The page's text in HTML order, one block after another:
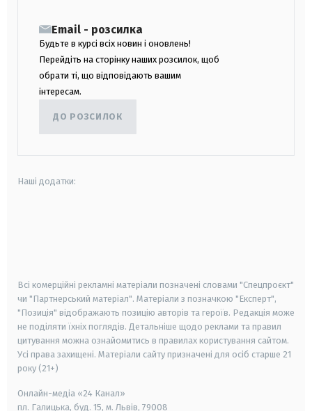
Email - розсилка
Будьте в курсі всіх новин і оновлень!
Перейдіть на сторінку наших розсилок, щоб
обрати ті, що відповідають вашим
інтересам.
ДО РОЗСИЛОК
Наші додатки:
Всі комерційні рекламні матеріали позначені словами "Спецпроєкт"
чи "Партнерський матеріал". Матеріали з позначкою "Експерт",
"Позиція" відображають позицію авторів та героїв. Редакція може
не поділяти їхніх поглядів. Детальніше щодо реклами та правил
цитування можна ознайомитись в правилах користування сайтом.
Усі права захищені. Матеріали сайту призначені для осіб старше 21
року (21+)
Онлайн-медіа «24 Канал»
пл. Галицька, буд. 15, м. Львів, 79008